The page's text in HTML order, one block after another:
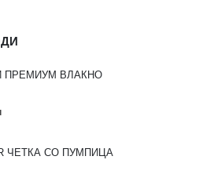
ПРЕМИУМ ВЛАКНО
ЧЕТКА СО ПУМПИЦА